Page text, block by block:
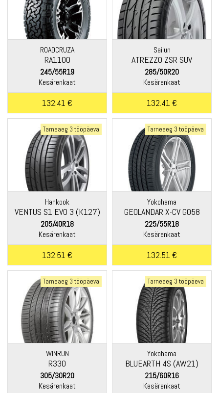
ROADCRUZA
RA1100
245/55R19
Kesärenkaat
132.41 €
Sailun
ATREZZO ZSR SUV
285/50R20
Kesärenkaat
132.41 €
Tarneaeg 3 tööpäeva
Hankook
VENTUS S1 EVO 3 (K127)
205/40R18
Kesärenkaat
132.51 €
Tarneaeg 3 tööpäeva
Yokohama
GEOLANDAR X-CV G058
225/55R18
Kesärenkaat
132.51 €
Tarneaeg 3 tööpäeva
WINRUN
R330
305/30R20
Kesärenkaat
Tarneaeg 3 tööpäeva
Yokohama
BLUEARTH 4S (AW21)
215/60R16
Kesärenkaat